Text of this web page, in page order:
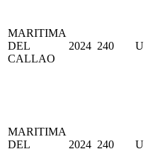
MARITIMA
DEL
CALLAO
2024 240 U
MARITIMA
DEL
2024 240 U